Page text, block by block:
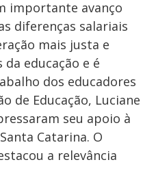
importante avanço
diferenças salariais
mais justa e
educação e é
dos educadores
de Educação, Luciane
seu apoio à
Catarina. O
a relevância